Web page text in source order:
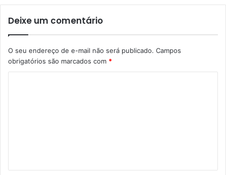
Deixe um comentário
O seu endereço de e-mail não será publicado. Campos
obrigatórios são marcados com *
á